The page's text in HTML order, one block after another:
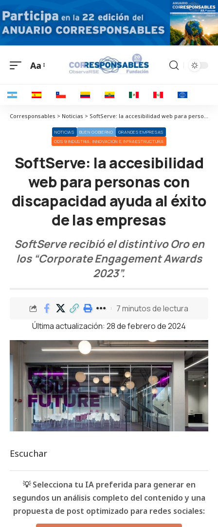
Aa
Corresponsables > Noticias > SoftServe: la accesibilidad web para personas con discapacidad ayuda al éxito de las empresas
NOTICIAS BUEN GOBIERNO
GRANDES EMPRESAS
ODS 9 INDUSTRIA, INNOVACIÓN E INFRAESTRUCTURA
SoftServe: la accesibilidad
web para personas con
discapacidad ayuda al éxito
de las empresas
SoftServe recibió el distintivo Oro en
los “Corporate Engagement Awards
2023”.
Última actualización: 28 de febrero de 2024
7 minutos de lectura
Escuchar
💡 Selecciona tu IA preferida para generar en
segundos un análisis completo del contenido y una
propuesta de post optimizado para redes sociales: